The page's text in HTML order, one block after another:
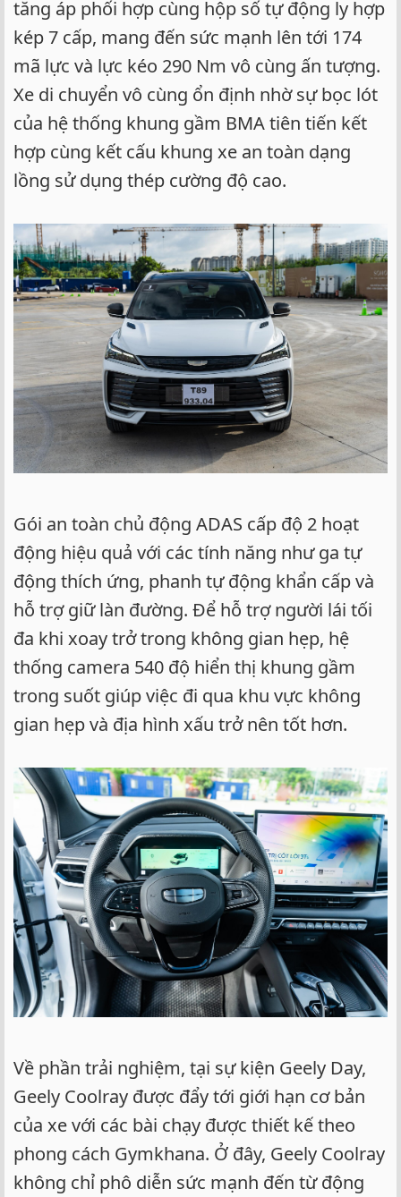
tăng áp phối hợp cùng hộp số tự động ly hợp
kép 7 cấp, mang đến sức mạnh lên tới 174
mã lực và lực kéo 290 Nm vô cùng ấn tượng.
Xe di chuyển vô cùng ổn định nhờ sự bọc lót
của hệ thống khung gầm BMA tiên tiến kết
hợp cùng kết cấu khung xe an toàn dạng
lồng sử dụng thép cường độ cao.
Gói an toàn chủ động ADAS cấp độ 2 hoạt
động hiệu quả với các tính năng như ga tự
động thích ứng, phanh tự động khẩn cấp và
hỗ trợ giữ làn đường. Để hỗ trợ người lái tối
đa khi xoay trở trong không gian hẹp, hệ
thống camera 540 độ hiển thị khung gầm
trong suốt giúp việc đi qua khu vực không
gian hẹp và địa hình xấu trở nên tốt hơn.
Về phần trải nghiệm, tại sự kiện Geely Day,
Geely Coolray được đẩy tới giới hạn cơ bản
của xe với các bài chạy được thiết kế theo
phong cách Gymkhana. Ở đây, Geely Coolray
không chỉ phô diễn sức mạnh đến từ động